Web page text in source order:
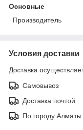
Основные
Производитель
Условия доставки
Доставка
Самовывоз
Доставка почтой
По городу Алматы